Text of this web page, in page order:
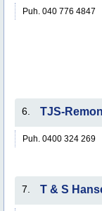
Puh. 040 776 4847
6. TJS-
Puh. 0400 324 269
7. T & S